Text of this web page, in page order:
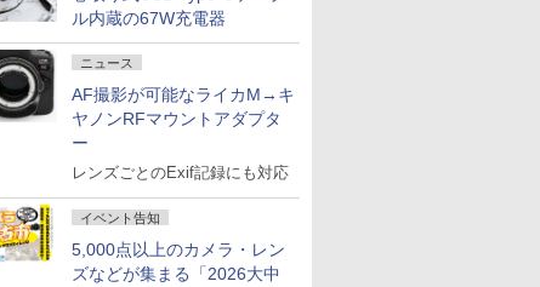
ル内蔵の67W充電器
ニュース
AF撮影が可能なライカM→キ
ヤノンRFマウントアダプタ
ー
レンズごとのExif記録にも対応
イベント告知
5,000点以上のカメラ・レン
ズなどが集まる「2026大中